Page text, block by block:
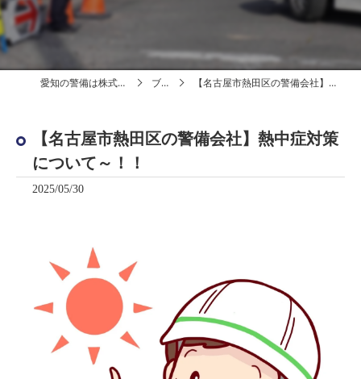
愛知の警備は株式会社アイアール ブログ 【名古屋市熱田区の警備会社】熱中症対策について～！！
【名古屋市熱田区の警備会社】熱中症対策
について～！！
2025/05/30